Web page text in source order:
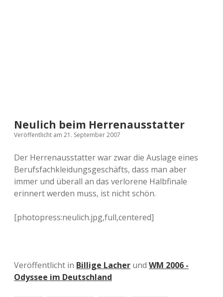
Neulich beim Herrenausstatter
Veröffentlicht am 21. September 2007
Der Herrenausstatter war zwar die Auslage eines
Berufsfachkleidungsgeschäfts, dass man aber
immer und überall an das verlorene Halbfinale
erinnert werden muss, ist nicht schön.
[photopress:neulich.jpg,full,centered]
Veröffentlicht in Billige Lacher und WM 2006 -
Odyssee im Deutschland